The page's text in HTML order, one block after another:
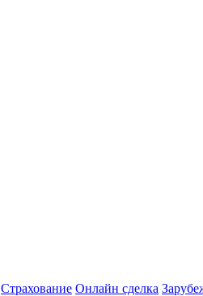
Страхование Онлайн сделка